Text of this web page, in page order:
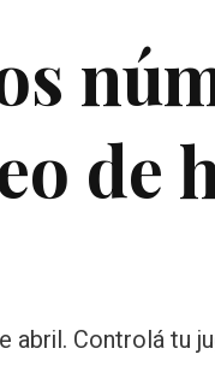
de
Controlá tu